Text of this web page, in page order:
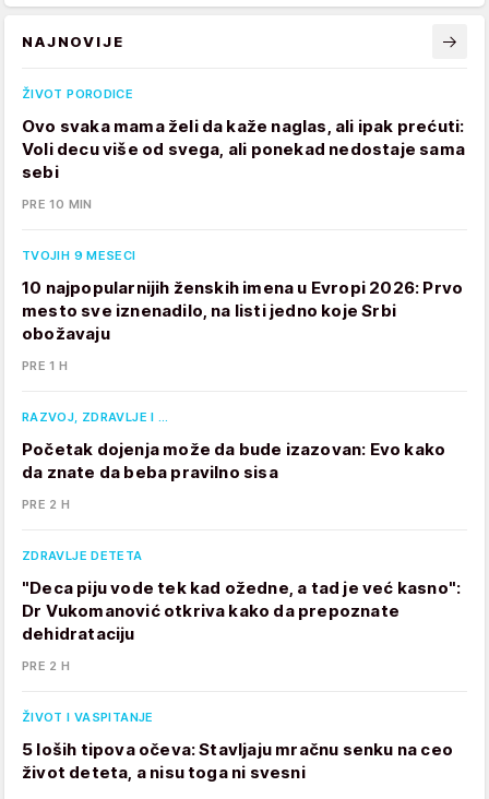
NAJNOVIJE
ŽIVOT PORODICE
Ovo svaka mama želi da kaže naglas, ali ipak prećuti:
Voli decu više od svega, ali ponekad nedostaje sama
sebi
PRE 10 MIN
TVOJIH 9 MESECI
10 najpopularnijih ženskih imena u Evropi 2026: Prvo
mesto sve iznenadilo, na listi jedno koje Srbi
obožavaju
PRE 1 H
RAZVOJ, ZDRAVLJE I …
Početak dojenja može da bude izazovan: Evo kako
da znate da beba pravilno sisa
PRE 2 H
ZDRAVLJE DETETA
"Deca piju vode tek kad ožedne, a tad je već kasno":
Dr Vukomanović otkriva kako da prepoznate
dehidrataciju
PRE 2 H
ŽIVOT I VASPITANJE
5 loših tipova očeva: Stavljaju mračnu senku na ceo
život deteta, a nisu toga ni svesni